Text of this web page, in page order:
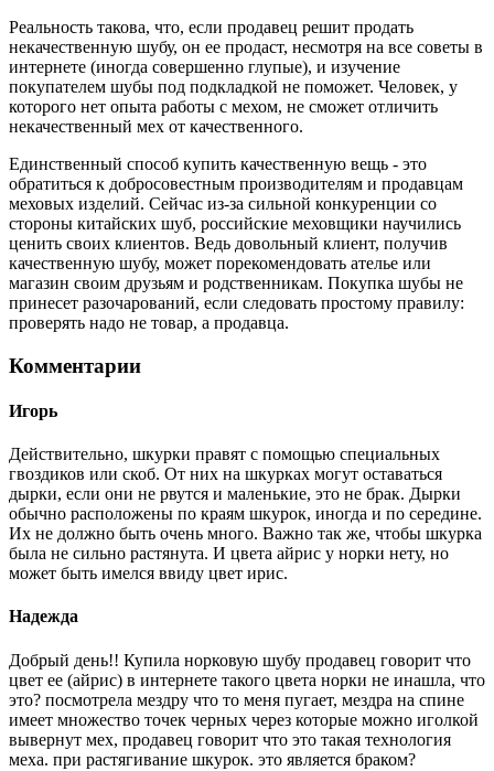
Реальность такова, что, если продавец решит продать
некачественную шубу, он ее продаст, несмотря на все советы в
интернете (иногда совершенно глупые), и изучение
покупателем шубы под подкладкой не поможет. Человек, у
которого нет опыта работы с мехом, не сможет отличить
некачественный мех от качественного.
Единственный способ купить качественную вещь - это
обратиться к добросовестным производителям и продавцам
меховых изделий. Сейчас из-за сильной конкуренции со
стороны китайских шуб, российские меховщики научились
ценить своих клиентов. Ведь довольный клиент, получив
качественную шубу, может порекомендовать ателье или
магазин своим друзьям и родственникам. Покупка шубы не
принесет разочарований, если следовать простому правилу:
проверять надо не товар, а продавца.
Комментарии
Игорь
Действительно, шкурки правят с помощью специальных
гвоздиков или скоб. От них на шкурках могут оставаться
дырки, если они не рвутся и маленькие, это не брак. Дырки
обычно расположены по краям шкурок, иногда и по середине.
Их не должно быть очень много. Важно так же, чтобы шкурка
была не сильно растянута. И цвета айрис у норки нету, но
может быть имелся ввиду цвет ирис.
Надежда
Добрый день!! Купила норковую шубу продавец говорит что
цвет ее (айрис) в интернете такого цвета норки не инашла, что
это? посмотрела мездру что то меня пугает, мездра на спине
имеет множество точек черных через которые можно иголкой
вывернут мех, продавец говорит что это такая технология
меха. при растягивание шкурок. это является браком?